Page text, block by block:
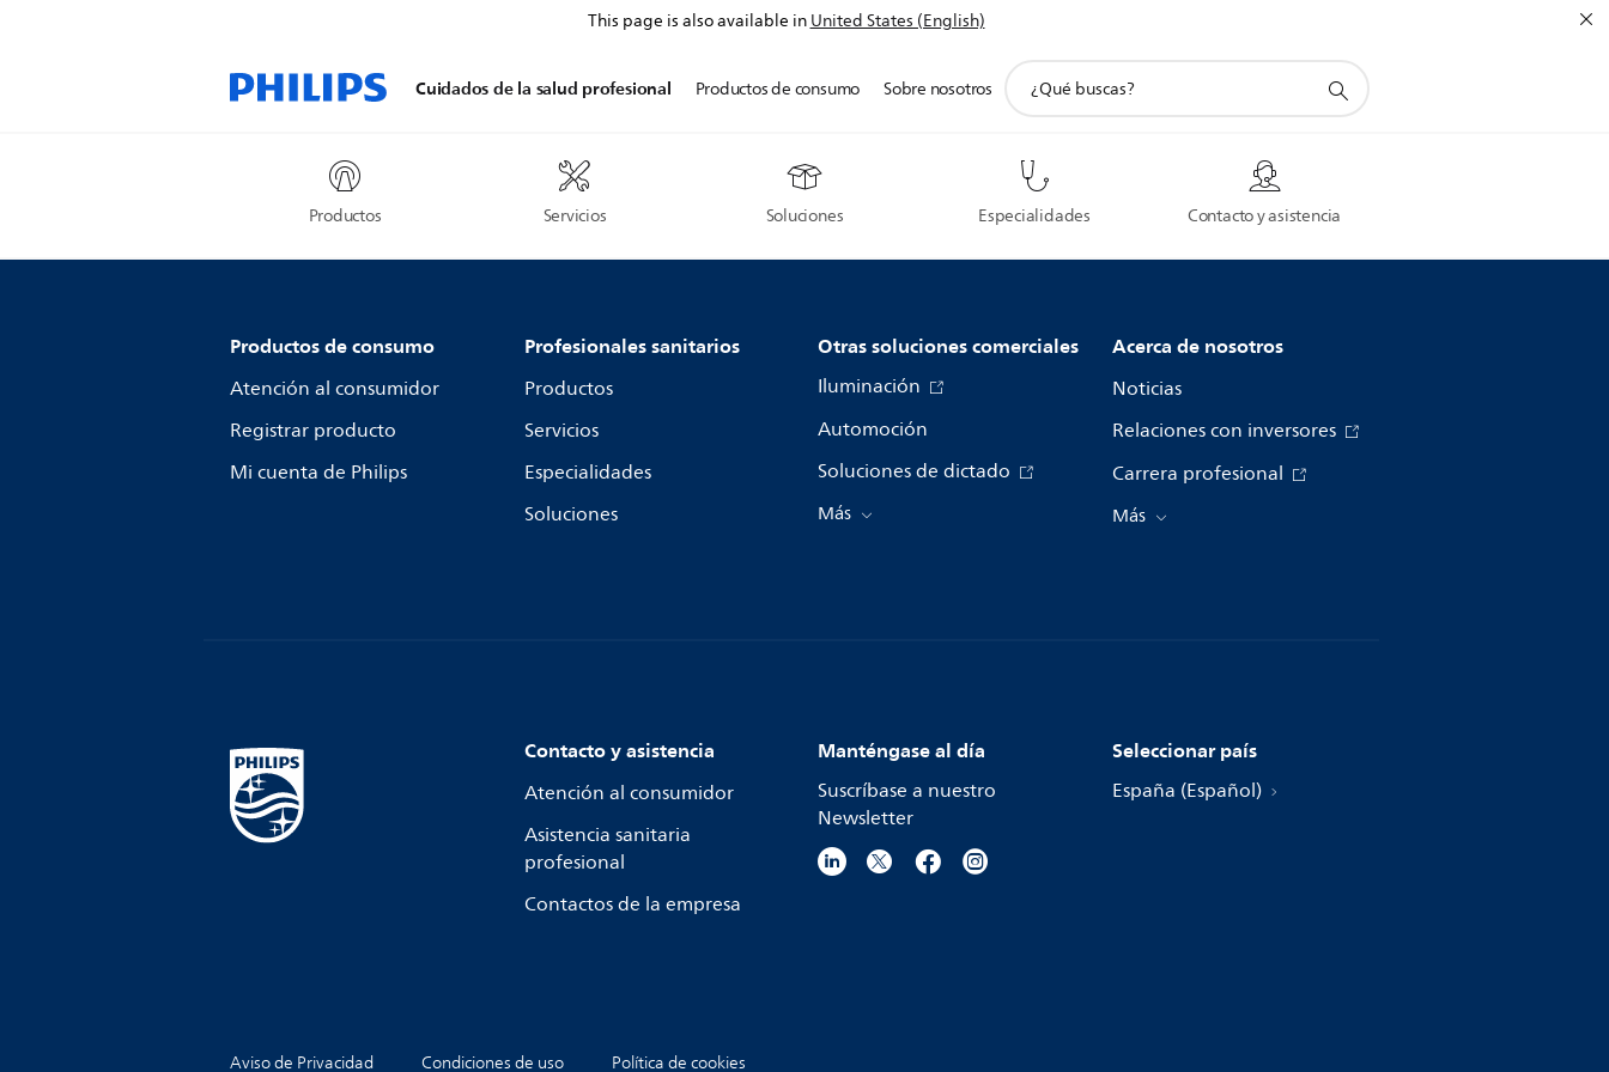
This page is also available inUnited States (English)
Cuidados de la salud profesional
Productos Servicios Soluciones Especialidades Contacto y asistencia
Productos de consumo Sobre nosotros
búsqueda
Productos de consumo
Atención al consumidor
Registrar producto
Mi cuenta de Philips
Profesionales sanitarios
Productos
Servicios
Especialidades
Soluciones
Otras soluciones comerciales
Iluminación
Automoción
Soluciones de dictado
Más
Acerca de nosotros
Noticias
Relaciones con inversores
Carrera profesional
Más
Contacto y asistencia
Atención al consumidor
Asistencia sanitaria
profesional
Contactos de la empresa
Manténgase al día
Suscríbase a nuestro
Newsletter
Seleccionar país
España (Español)
Aviso de Privacidad Condiciones de uso Política de cookies